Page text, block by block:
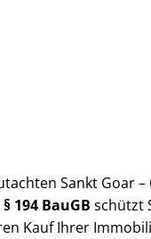
Sankt Goar –
194 BauGB schützt
Kauf Ihrer